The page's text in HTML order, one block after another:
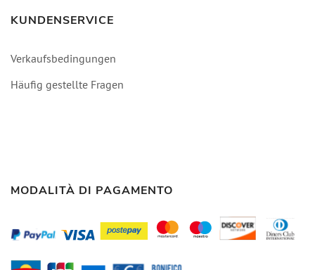
KUNDENSERVICE
Verkaufsbedingungen
Häufig gestellte Fragen
MODALITÀ DI PAGAMENTO